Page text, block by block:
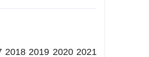
2018 2019 2020 2021